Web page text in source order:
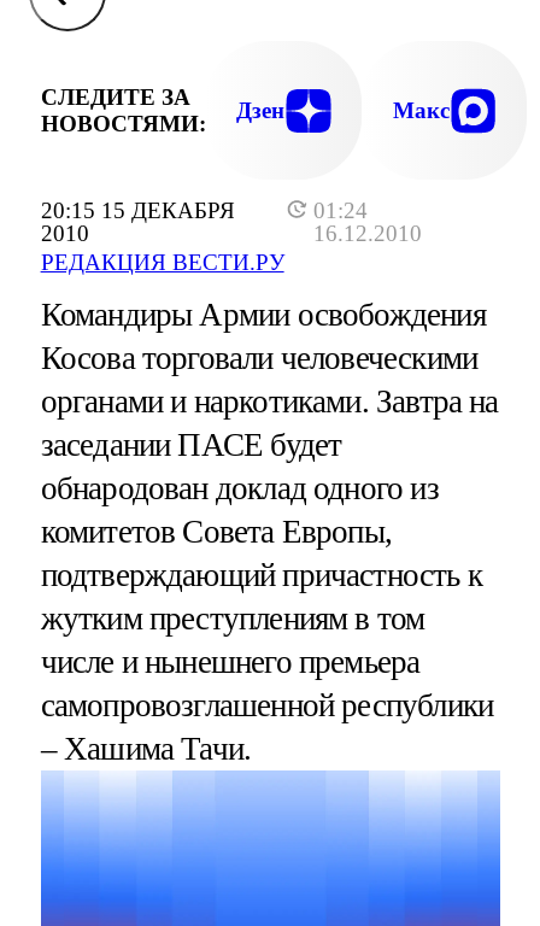
20:15 15 ДЕКАБРЯ
2010
01:24
16.12.2010
РЕДАКЦИЯ ВЕСТИ.РУ
СЛЕДИТЕ ЗА
НОВОСТЯМИ:
Дзен Макс
Командиры Армии освобождения
Косова торговали человеческими
органами и наркотиками. Завтра на
заседании ПАСЕ будет
обнародован доклад одного из
комитетов Совета Европы,
подтверждающий причастность к
жутким преступлениям в том
числе и нынешнего премьера
самопровозглашенной республики
– Хашима Тачи.